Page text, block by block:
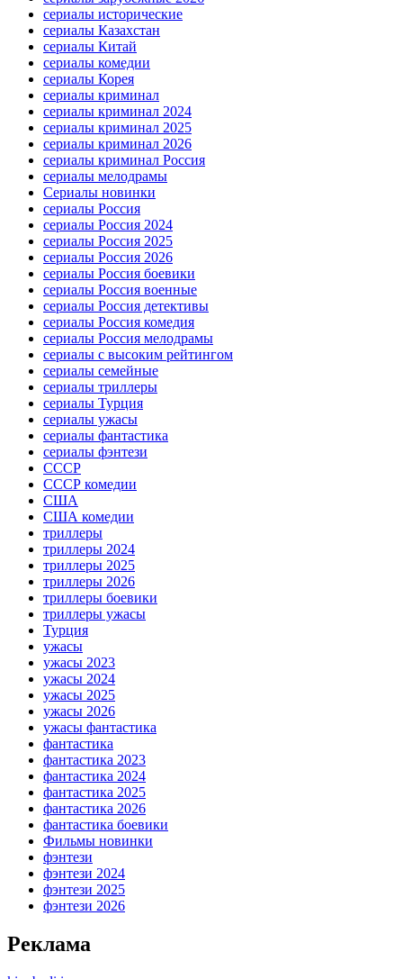
сериалы исторические
сериалы Казахстан
сериалы Китай
сериалы комедии
сериалы Корея
сериалы криминал
сериалы криминал 2024
сериалы криминал 2025
сериалы криминал 2026
сериалы криминал Россия
сериалы мелодрамы
Сериалы новинки
сериалы Россия
сериалы Россия 2024
сериалы Россия 2025
сериалы Россия 2026
сериалы Россия боевики
сериалы Россия военные
сериалы Россия детективы
сериалы Россия комедия
сериалы Россия мелодрамы
сериалы с высоким рейтингом
сериалы семейные
сериалы триллеры
сериалы Турция
сериалы ужасы
сериалы фантастика
сериалы фэнтези
СССР
СССР комедии
США
США комедии
триллеры
триллеры 2024
триллеры 2025
триллеры 2026
триллеры боевики
триллеры ужасы
Турция
ужасы
ужасы 2023
ужасы 2024
ужасы 2025
ужасы 2026
ужасы фантастика
фантастика
фантастика 2023
фантастика 2024
фантастика 2025
фантастика 2026
фантастика боевики
Фильмы новинки
фэнтези
фэнтези 2024
фэнтези 2025
фэнтези 2026
Реклама